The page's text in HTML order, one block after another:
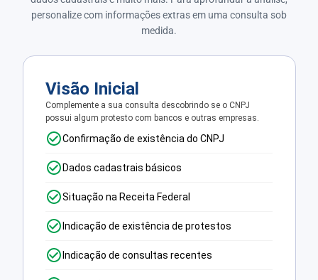
personalize com informações extras em uma consulta sob
medida.
Visão Inicial
Complemente a sua consulta descobrindo se o CNPJ
possui algum protesto com bancos e outras empresas.
Confirmação de existência do CNPJ
Dados cadastrais básicos
Situação na Receita Federal
Indicação de existência de protestos
Indicação de consultas recentes